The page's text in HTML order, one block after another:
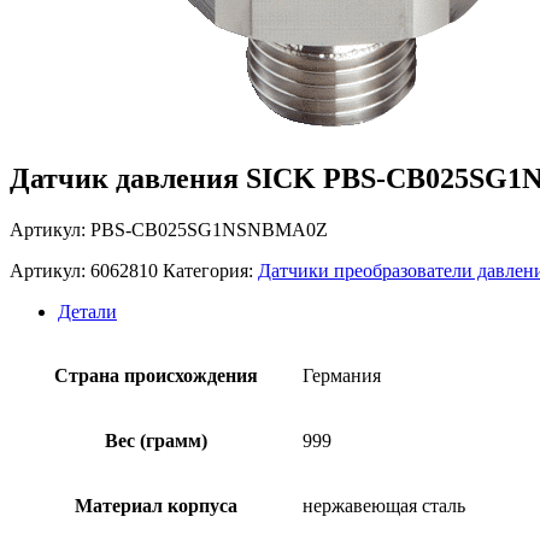
Датчик давления SICK PBS-
Артикул: PBS-CB025SG1NSNBMA0Z
Артикул: 6062810 Категория: Датчики преобразователи
Детали
Страна происхождения Германия
Вес (грамм) 999
Материал корпуса нержавеющая сталь